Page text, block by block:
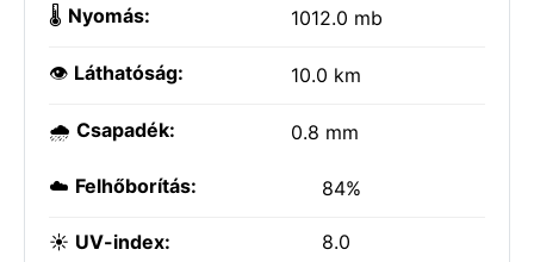
🌡️ Nyomás: 1012.0 mb
👁️ Láthatóság: 10.0 km
🌧️ Csapadék: 0.8 mm
☁️ Felhőborítás: 84%
☀️ UV-index: 8.0